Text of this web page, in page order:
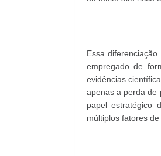
Essa
empregado de
evidências
apenas a perda de
papel estratégico
múltiplos fatores de